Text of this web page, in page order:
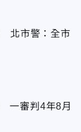
北市警：全市
一審判4年8月